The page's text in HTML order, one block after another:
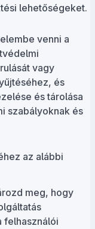
lehetőségeket.
venni a
vagy
és
és tárolása
szabályoknak és
az alábbi
meg, hogy
felhasználói